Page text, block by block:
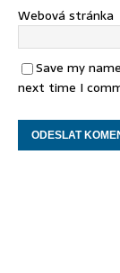
Webová stránka
Save my
next time I